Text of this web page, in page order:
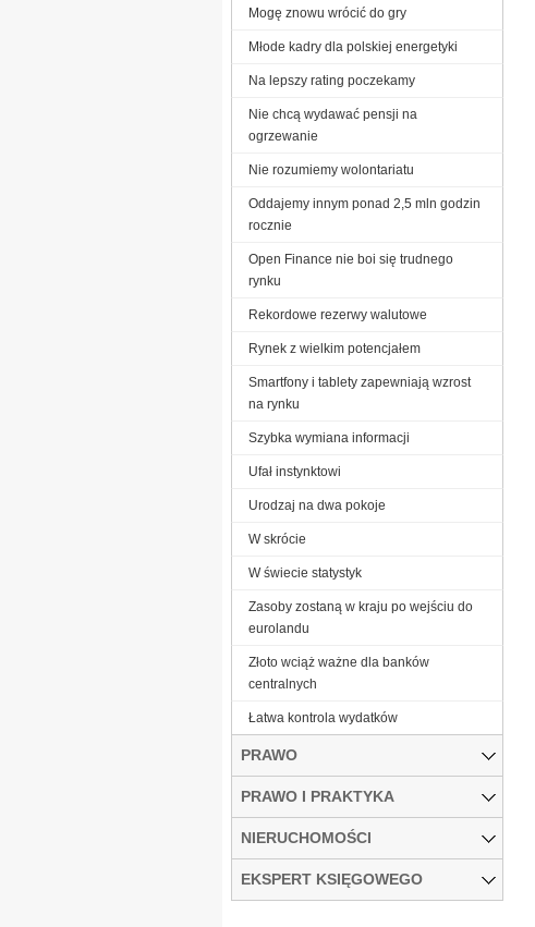
Mogę znowu wrócić do gry
Młode kadry dla polskiej energetyki
Na lepszy rating poczekamy
Nie chcą wydawać pensji na
ogrzewanie
Nie rozumiemy wolontariatu
Oddajemy innym ponad 2,5 mln godzin
rocznie
Open Finance nie boi się trudnego
rynku
Rekordowe rezerwy walutowe
Rynek z wielkim potencjałem
Smartfony i tablety zapewniają wzrost
na rynku
Szybka wymiana informacji
Ufał instynktowi
Urodzaj na dwa pokoje
W skrócie
W świecie statystyk
Zasoby zostaną w kraju po wejściu do
eurolandu
Złoto wciąż ważne dla banków
centralnych
Łatwa kontrola wydatków
PRAWO
PRAWO I PRAKTYKA
NIERUCHOMOŚCI
EKSPERT KSIĘGOWEGO